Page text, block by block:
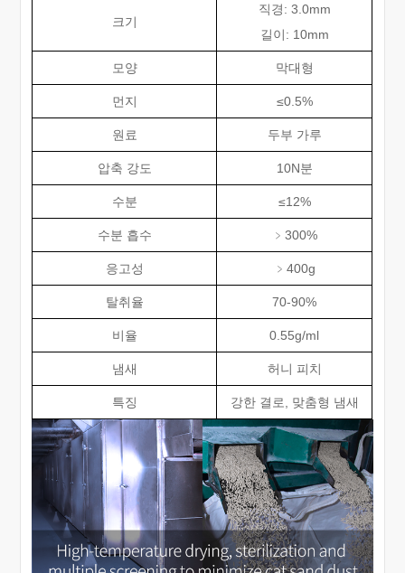
크기
직경: 3.0mm
길이: 10mm
모양 막대형
먼지 ≤0.5%
원료 두부 가루
압축 강도 10N분
수분 ≤12%
수분 흡수 ﹥300%
응고성 ﹥400g
탈취율 70-90%
비율 0.55g/ml
냄새 허니 피치
특징 강한 결로, 맞춤형 냄새